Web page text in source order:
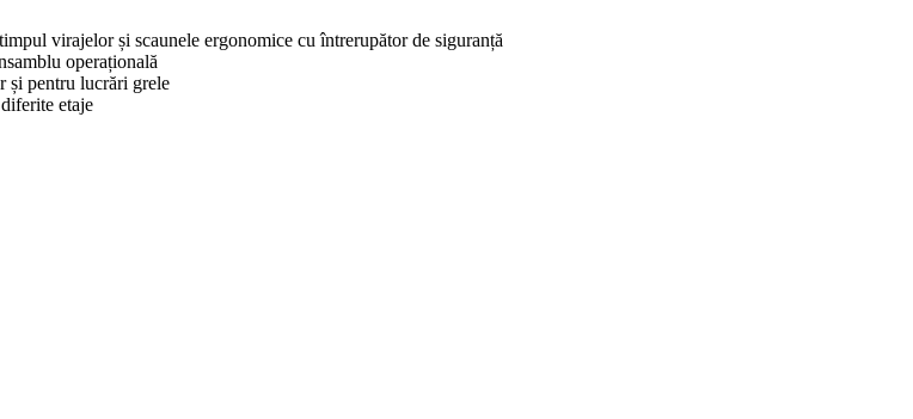
virajelor și scaunele ergonomice cu întrerupător de siguranță
operațională
și pentru lucrări grele
etaje